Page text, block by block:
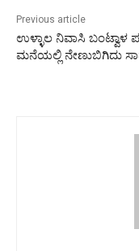
Previous article
ಉಳ್ಳಾಲ ನಿವಾಸಿ ಬಂಟ್ವಾಳ
ಮನೆಯಲ್ಲಿ ನೇಣುಬಿಗಿದು